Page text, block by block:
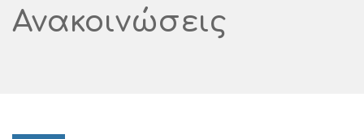
Ανακοινώσεις